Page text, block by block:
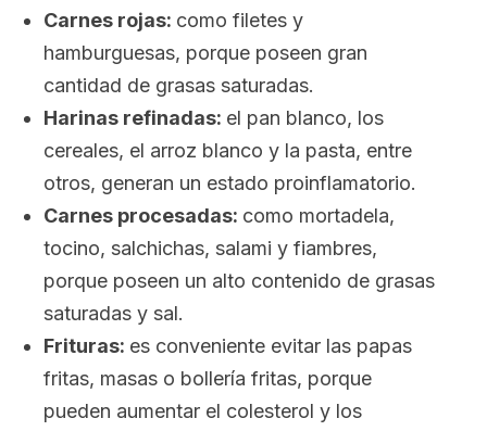
Carnes rojas: como filetes y
hamburguesas, porque poseen gran
cantidad de grasas saturadas.
Harinas refinadas: el pan blanco, los
cereales, el arroz blanco y la pasta, entre
otros, generan un estado proinflamatorio.
Carnes procesadas: como mortadela,
tocino, salchichas, salami y fiambres,
porque poseen un alto contenido de grasas
saturadas y sal.
Frituras: es conveniente evitar las papas
fritas, masas o bollería fritas, porque
pueden aumentar el colesterol y los